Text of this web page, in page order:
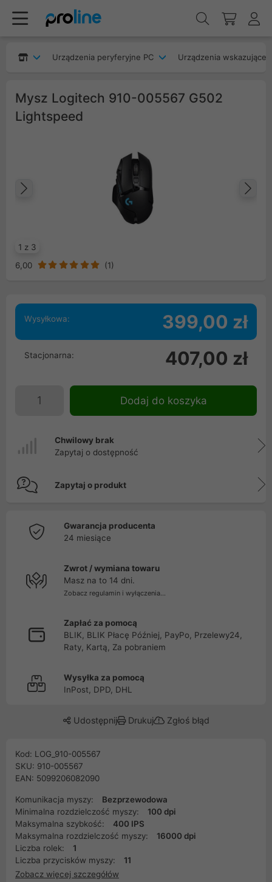
Urządzenia peryferyjne PC Urządzenia wskazujące
Mysz Logitech 910-005567 G502
Lightspeed
1 z 3
Poprzedni
6,00 (1)
Wysyłkowa: 399,00 zł
Stacjonarna: 407,00 zł
Dodaj do koszyka
Chwilowy brak
Zapytaj o dostępność
Zapytaj o produkt
Gwarancja producenta
24 miesiące
Zwrot / wymiana towaru
Masz na to 14 dni.
Zobacz regulamin i wyłączenia...
Zapłać za pomocą
BLIK, BLIK Płacę Później, PayPo, Przelewy24,
Raty, Kartą, Za pobraniem
Wysyłka za pomocą
InPost, DPD, DHL
Udostępnij Drukuj Zgłoś błąd
Kod: LOG_910-005567
SKU: 910-005567
EAN: 5099206082090
Komunikacja myszy:
Bezprzewodowa
Minimalna rozdzielczość myszy:
100 dpi
Maksymalna szybkość:
400 IPS
Maksymalna rozdzielczość myszy:
16000 dpi
Liczba rolek:
1
Liczba przycisków myszy:
11
Zobacz więcej szczegółów